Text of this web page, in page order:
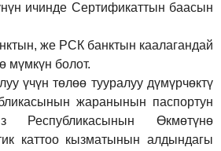
ичинде Сертификаттын баасын
же РСК банктын каалагандай
мүмкүн болот.
үчүн төлөө тууралуу дүмүрчөктү
жаранынын паспортун
Республикасынын Өкмөтүнө
каттоо кызматынын алдындагы